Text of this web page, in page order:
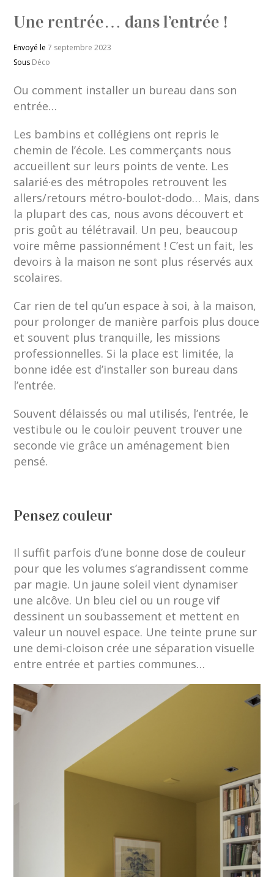
Une rentrée… dans l’entrée !
Envoyé le7 septembre 2023
Sous Déco
Ou comment installer un bureau dans son
entrée…
Les bambins et collégiens ont repris le
chemin de l’école. Les commerçants nous
accueillent sur leurs points de vente. Les
salarié·es des métropoles retrouvent les
allers/retours métro-boulot-dodo… Mais, dans
la plupart des cas, nous avons découvert et
pris goût au télétravail. Un peu, beaucoup
voire même passionnément ! C’est un fait, les
devoirs à la maison ne sont plus réservés aux
scolaires.
Car rien de tel qu’un espace à soi, à la maison,
pour prolonger de manière parfois plus douce
et souvent plus tranquille, les missions
professionnelles. Si la place est limitée, la
bonne idée est d’installer son bureau dans
l’entrée.
Souvent délaissés ou mal utilisés, l’entrée, le
vestibule ou le couloir peuvent trouver une
seconde vie grâce un aménagement bien
pensé.
Pensez couleur
Il suffit parfois d’une bonne dose de couleur
pour que les volumes s’agrandissent comme
par magie. Un jaune soleil vient dynamiser
une alcôve. Un bleu ciel ou un rouge vif
dessinent un soubassement et mettent en
valeur un nouvel espace. Une teinte prune sur
une demi-cloison crée une séparation visuelle
entre entrée et parties communes…